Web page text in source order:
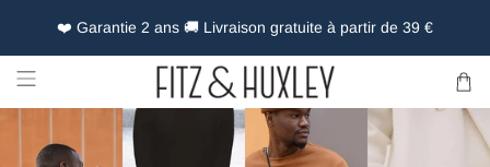
❤️ Garantie 2 ans 🚚 Livraison gratuite à partir de 39 €